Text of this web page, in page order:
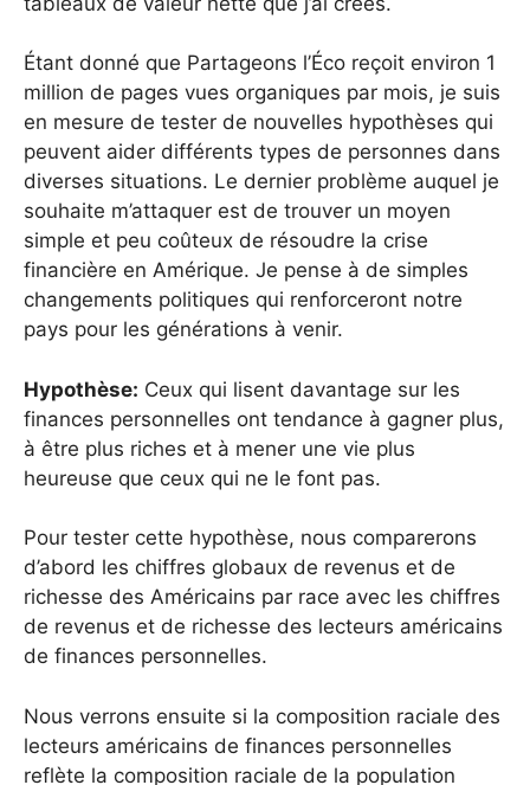
Étant donné que Partageons l’Éco reçoit environ 1
million de pages vues organiques par mois, je suis
en mesure de tester de nouvelles hypothèses qui
peuvent aider différents types de personnes dans
diverses situations. Le dernier problème auquel je
souhaite m’attaquer est de trouver un moyen
simple et peu coûteux de résoudre la crise
financière en Amérique. Je pense à de simples
changements politiques qui renforceront notre
pays pour les générations à venir.
Hypothèse: Ceux qui lisent davantage sur les
finances personnelles ont tendance à gagner plus,
à être plus riches et à mener une vie plus
heureuse que ceux qui ne le font pas.
Pour tester cette hypothèse, nous comparerons
d’abord les chiffres globaux de revenus et de
richesse des Américains par race avec les chiffres
de revenus et de richesse des lecteurs américains
de finances personnelles.
Nous verrons ensuite si la composition raciale des
lecteurs américains de finances personnelles
reflète la composition raciale de la population